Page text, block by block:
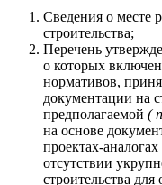
Сведения о месте
строительства;
Перечень
о которых
нормативов,
документации на
предполагаемой (
на основе
проектах-аналогах
отсутствии
строительства